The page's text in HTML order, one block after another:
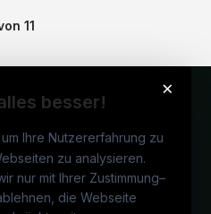
11
×
besser!
, um Ihre Nutzererfahrung zu
zu analysieren.
nur mit Ihrer Zustimmung–
die Webseite